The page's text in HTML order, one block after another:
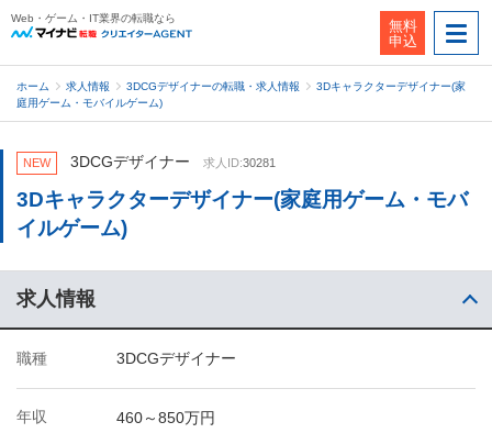
Web・ゲーム・IT業界の転職なら
無料
申込
ホーム 求人情報 3DCGデザイナーの転職・求人情報
3Dキャラクターデザイナー(家
庭用ゲーム・モバイルゲーム)
NEW 3DCGデザイナー 求人ID:30281
3Dキャラクターデザイナー(家庭用ゲーム・モバ
イルゲーム)
求人情報
職種 3DCGデザイナー
年収
460～850万円